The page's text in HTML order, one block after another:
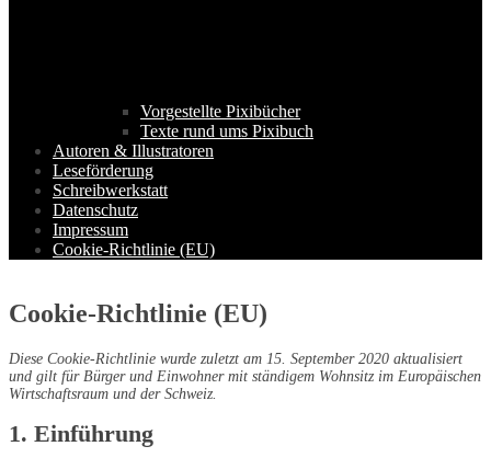
Vorgestellte Pixibücher
Texte rund ums Pixibuch
Autoren & Illustratoren
Leseförderung
Schreibwerkstatt
Datenschutz
Impressum
Cookie-Richtlinie (EU)
Cookie-Richtlinie (EU)
Diese Cookie-Richtlinie wurde zuletzt am 15. September 2020 aktualisiert
und gilt für Bürger und Einwohner mit ständigem Wohnsitz im Europäischen
Wirtschaftsraum und der Schweiz.
1. Einführung